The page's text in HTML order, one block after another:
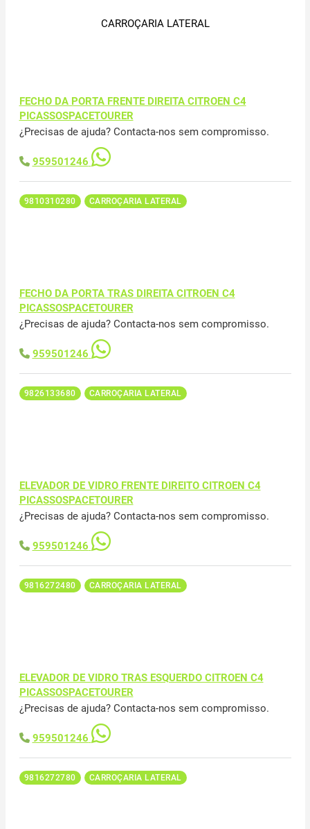
CARROÇARIA LATERAL
FECHO DA PORTA FRENTE DIREITA CITROEN C4
PICASSOSPACETOURER
¿Precisas de ajuda? Contacta-nos sem compromisso.
959501246
9810310280 CARROÇARIA LATERAL
FECHO DA PORTA TRAS DIREITA CITROEN C4
PICASSOSPACETOURER
¿Precisas de ajuda? Contacta-nos sem compromisso.
959501246
9826133680 CARROÇARIA LATERAL
ELEVADOR DE VIDRO FRENTE DIREITO CITROEN C4
PICASSOSPACETOURER
¿Precisas de ajuda? Contacta-nos sem compromisso.
959501246
9816272480 CARROÇARIA LATERAL
ELEVADOR DE VIDRO TRAS ESQUERDO CITROEN C4
PICASSOSPACETOURER
¿Precisas de ajuda? Contacta-nos sem compromisso.
959501246
9816272780 CARROÇARIA LATERAL